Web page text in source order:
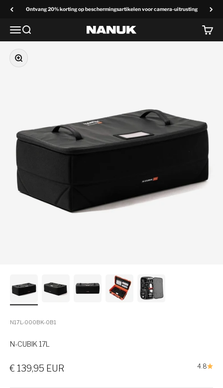
Ontvang 20% korting op beschermingsartikelen voor camera-uitrusting
MenuZoek op NANUK Europa
Zoom
N17L-000BK-0B1
N-CUBIK 17L
4.8
Verkoopprijs
€ 139,95 EUR